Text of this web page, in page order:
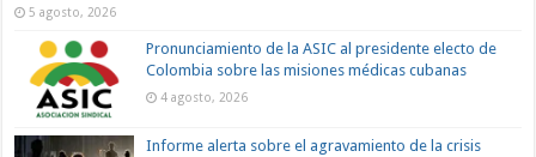
5 agosto, 2026
Pronunciamiento de la ASIC al presidente electo de
Colombia sobre las misiones médicas cubanas
4 agosto, 2026
Informe alerta sobre el agravamiento de la crisis